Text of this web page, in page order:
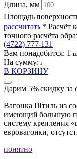
Длина, мм
Площадь
рассчитать * Расчёт
точного расчёта
(4722) 777-131
Вам понадобится: 1
На сумму: i
В КОРЗИНУ
Дарим 5% скидку за
Вагонка Штиль из
имеющий большую
систему крепления
евровагонки,
понятно